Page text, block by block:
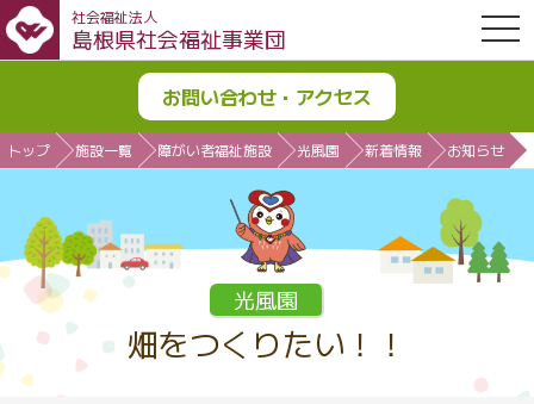
社会福祉法人
島根県社会福祉事業団
お問い合わせ・アクセス
トップ 施設一覧 障がい者福祉施設 光風園 新着情報 お知らせ
光風園
畑をつくりたい！！